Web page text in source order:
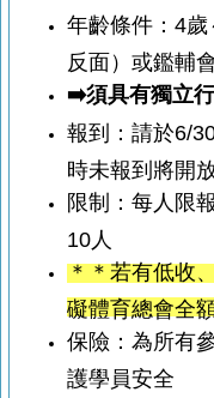
年齡條件：4
反面）或鑑輔
➡️須具有獨立
報到：請於6/
時未報到將開
限制：每人限
10人
＊＊若有低收
礙體育總會全
保險：為所有
護學員安全